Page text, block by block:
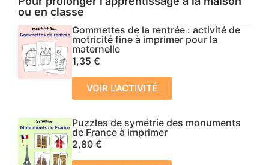
ou en classe
Gommettes de la rentrée : activité de
motricité fine à imprimer pour la
maternelle
1,35 €
VOIR L'ACTIVITÉ
Puzzles de symétrie des monuments
de France à imprimer
2,80 €